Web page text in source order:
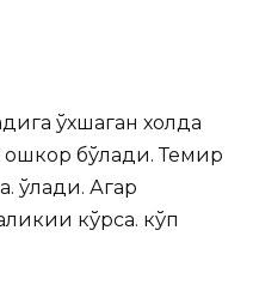
ўхшаган холда
ошкор бўлади. Темир
ўлади. Агар
кўрса. кўп